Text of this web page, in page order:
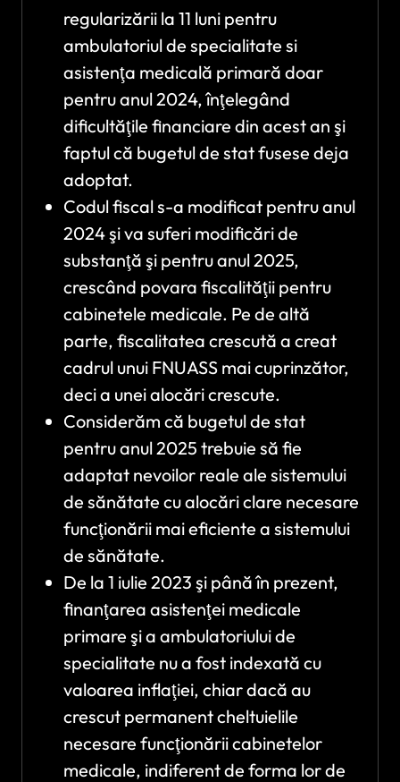
regularizării la 11 luni pentru
ambulatoriul de specialitate si
asistenţa medicală primară doar
pentru anul 2024, înţelegând
dificultăţile financiare din acest an şi
faptul că bugetul de stat fusese deja
adoptat.
Codul fiscal s-a modificat pentru anul
2024 şi va suferi modificări de
substanţă şi pentru anul 2025,
crescând povara fiscalităţii pentru
cabinetele medicale. Pe de altă
parte, fiscalitatea crescută a creat
cadrul unui FNUASS mai cuprinzător,
deci a unei alocări crescute.
Considerăm că bugetul de stat
pentru anul 2025 trebuie să fie
adaptat nevoilor reale ale sistemului
de sănătate cu alocări clare necesare
funcţionării mai eficiente a sistemului
de sănătate.
De la 1 iulie 2023 şi până în prezent,
finanţarea asistenţei medicale
primare şi a ambulatoriului de
specialitate nu a fost indexată cu
valoarea inflaţiei, chiar dacă au
crescut permanent cheltuielile
necesare funcţionării cabinetelor
medicale, indiferent de forma lor de